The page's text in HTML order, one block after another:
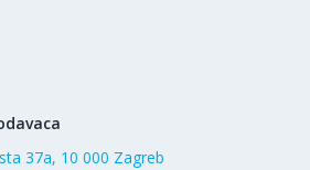
37a, 10 000 Zagreb